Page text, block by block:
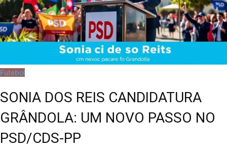
Futebol
SONIA DOS REIS CANDIDATURA
GRÂNDOLA: UM NOVO PASSO NO
PSD/CDS-PP